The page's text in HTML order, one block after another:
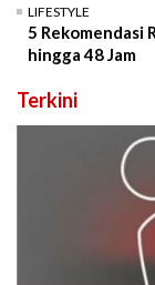
LIFESTYLE
5 Rekomendasi
hingga 48 Jam
Terkini